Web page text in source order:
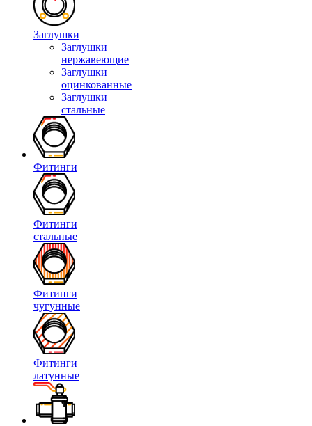
Заглушки
Заглушки
нержавеющие
Заглушки
оцинкованные
Заглушки
стальные
Фитинги
Фитинги
стальные
Фитинги
чугунные
Фитинги
латунные